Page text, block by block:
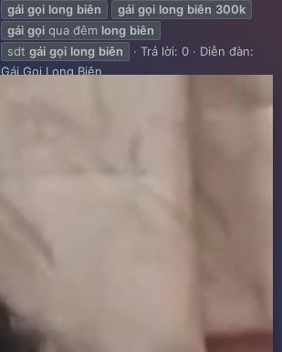
gái gọi long biên gái gọi long biên 300k
gái gọi qua đêm long biên
sdt gái gọi long biên Trả lời: 0
Diễn đàn:
Gái Gọi Long Biên